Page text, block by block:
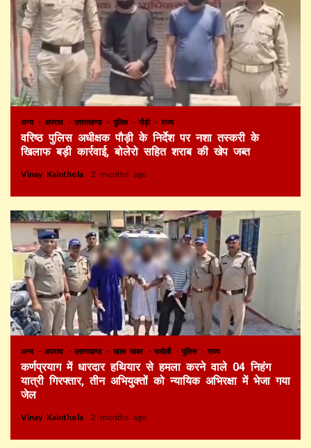
अन्य अपराध उत्तराखण्ड पुलिस पौड़ी राज्य
वरिष्ठ पुलिस अधीक्षक पौड़ी के निर्देश पर नशा तस्करी के
खिलाफ बड़ी कार्रवाई, बोलेरो सहित शराब की खेप जब्त
Vinay Kainthola 2 months ago
अन्य अपराध उत्तराखण्ड खास खबर चमोली पुलिस राज्य
कर्णप्रयाग में धारदार हथियार से हमला करने वाले 04 निहंग
यात्री गिरफ्तार, तीन अभियुक्तों को न्यायिक अभिरक्षा में भेजा गया
जेल
Vinay Kainthola 2 months ago